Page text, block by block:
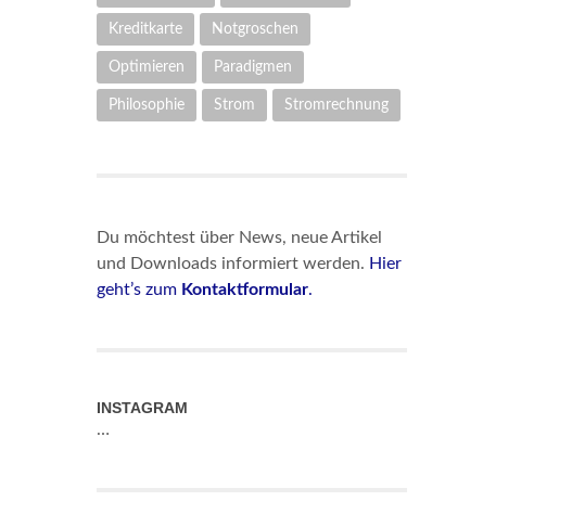
Kreditkarte Notgroschen
Optimieren Paradigmen
Philosophie Strom Stromrechnung
Du möchtest über News, neue Artikel
und Downloads informiert werden. Hier
geht’s zum Kontaktformular.
INSTAGRAM
…